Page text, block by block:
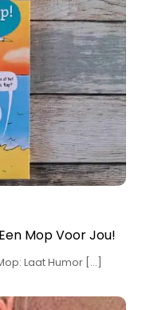
Mop Voor Jou!
Laat Humor […]